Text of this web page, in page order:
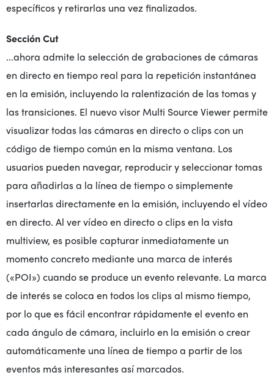
específicos y retirarlas una vez finalizados.
Sección Cut
...ahora admite la selección de grabaciones de cámaras
en directo en tiempo real para la repetición instantánea
en la emisión, incluyendo la ralentización de las tomas y
las transiciones. El nuevo visor Multi Source Viewer permite
visualizar todas las cámaras en directo o clips con un
código de tiempo común en la misma ventana. Los
usuarios pueden navegar, reproducir y seleccionar tomas
para añadirlas a la línea de tiempo o simplemente
insertarlas directamente en la emisión, incluyendo el vídeo
en directo. Al ver vídeo en directo o clips en la vista
multiview, es posible capturar inmediatamente un
momento concreto mediante una marca de interés
(«POI») cuando se produce un evento relevante. La marca
de interés se coloca en todos los clips al mismo tiempo,
por lo que es fácil encontrar rápidamente el evento en
cada ángulo de cámara, incluirlo en la emisión o crear
automáticamente una línea de tiempo a partir de los
eventos más interesantes así marcados.